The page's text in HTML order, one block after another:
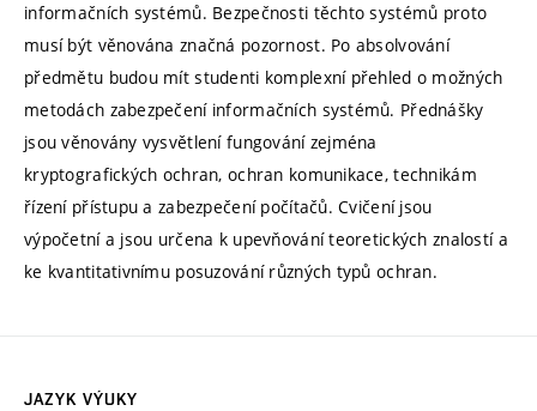
informačních systémů. Bezpečnosti těchto systémů proto
musí být věnována značná pozornost. Po absolvování
předmětu budou mít studenti komplexní přehled o možných
metodách zabezpečení informačních systémů. Přednášky
jsou věnovány vysvětlení fungování zejména
kryptografických ochran, ochran komunikace, technikám
řízení přístupu a zabezpečení počítačů. Cvičení jsou
výpočetní a jsou určena k upevňování teoretických znalostí a
ke kvantitativnímu posuzování různých typů ochran.
JAZYK VÝUKY